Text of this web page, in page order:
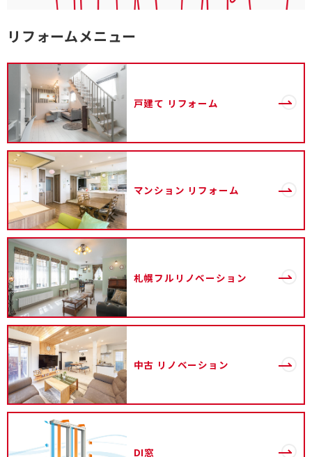
リフォームメニュー
戸建て リフォーム
マンション リフォーム
札幌フルリノベーション
中古 リノベーション
DI窓